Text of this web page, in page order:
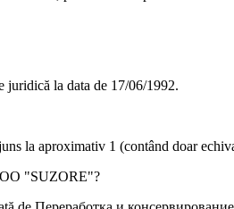
juridică la data de 17/06/1992.
la aproximativ 1 (contând doar
"SUZORE"?